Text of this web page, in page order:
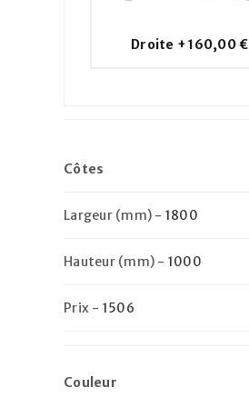
Droite +160,00 €
Côtes
Largeur (mm) - 1800
Hauteur (mm) - 1000
Prix - 1506
Couleur